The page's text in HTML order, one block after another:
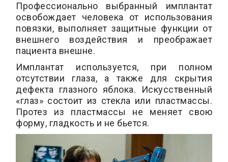
Профессионально выбранный имплантат
освобождает человека от использования
повязки, выполняет защитные функции от
внешнего воздействия и преображает
пациента внешне.
Имплантат используется, при полном
отсутствии глаза, а также для скрытия
дефекта глазного яблока. Искусственный
«глаз» состоит из стекла или пластмассы.
Протез из пластмассы не меняет свою
форму, гладкость и не бьется.